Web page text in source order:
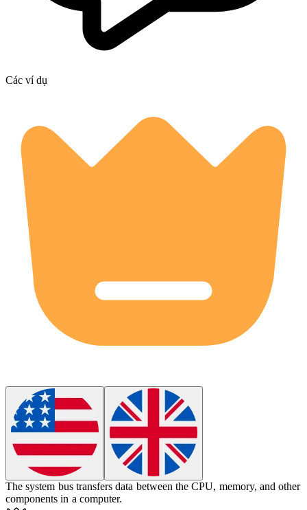
Các ví dụ
The system bus transfers data between the CPU, memory, and other
components in a computer.